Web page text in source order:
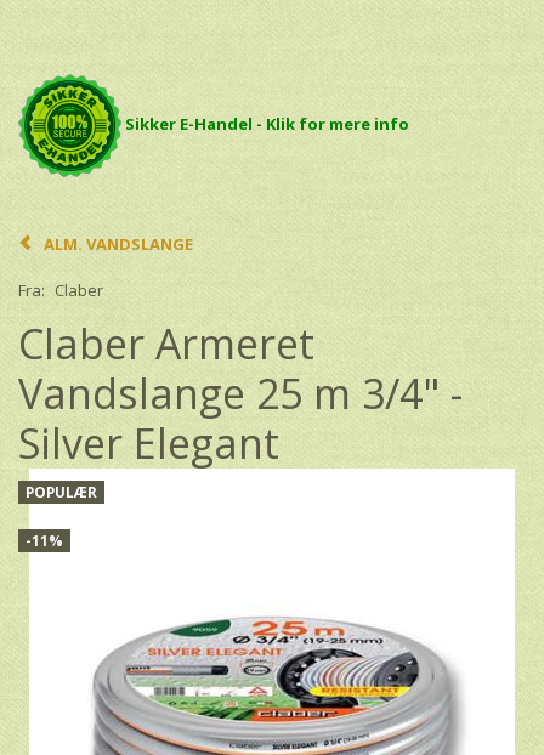
Sikker E-Handel - Klik for mere info
ALM. VANDSLANGE
Fra: Claber
Claber Armeret
Vandslange 25 m 3/4" -
Silver Elegant
POPULÆR
-11%